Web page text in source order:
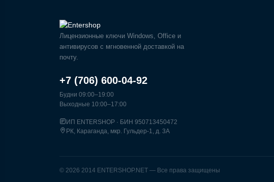
Лицензионные ключи Windows, Office и
антивирусов с мгновенной доставкой на
почту.
+7 (706) 600-04-92
Будни 09:00–19:00
Выходные 10:00–17:00
ИП ENTERSHOP · БИН 950713450472
РК, Караганда, мкр. Гульдер-1, д. 3А
© 2026 2014 ENTERSHOP.NET — Все права защищены